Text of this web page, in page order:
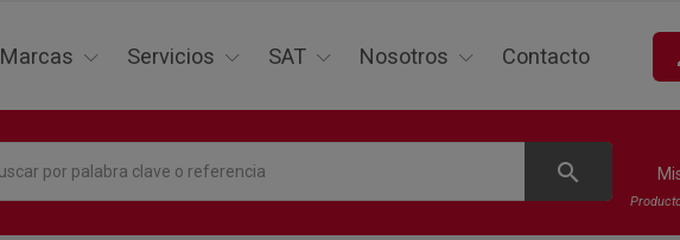
Marcas Servicios SAT Nosotros Contacto
search